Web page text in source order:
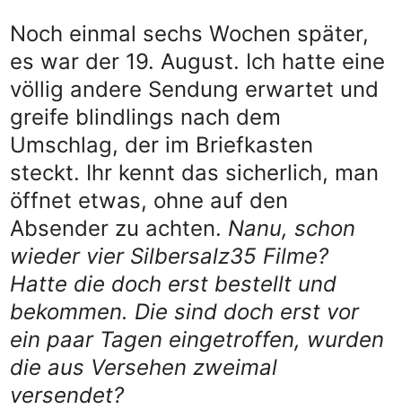
Noch einmal sechs Wochen später,
es war der 19. August. Ich hatte eine
völlig andere Sendung erwartet und
greife blindlings nach dem
Umschlag, der im Briefkasten
steckt. Ihr kennt das sicherlich, man
öffnet etwas, ohne auf den
Absender zu achten. Nanu, schon
wieder vier Silbersalz35 Filme?
Hatte die doch erst bestellt und
bekommen. Die sind doch erst vor
ein paar Tagen eingetroffen, wurden
die aus Versehen zweimal
versendet?